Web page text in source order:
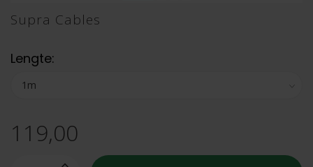
Supra Cables
Lengte:
119,00